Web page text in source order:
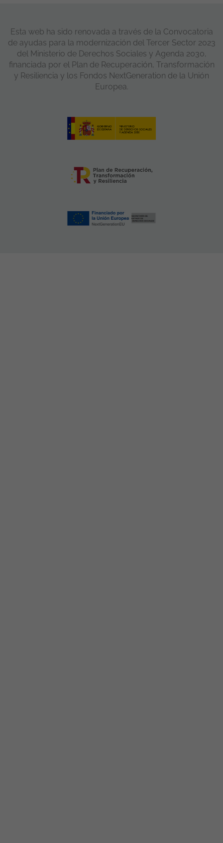
Esta web ha sido renovada a través de la Convocatoria
de ayudas para la modernización del Tercer Sector 2023
del Ministerio de Derechos Sociales y Agenda 2030,
financiada por el Plan de Recuperación, Transformación
y Resiliencia y los Fondos NextGeneration de la Unión
Europea.